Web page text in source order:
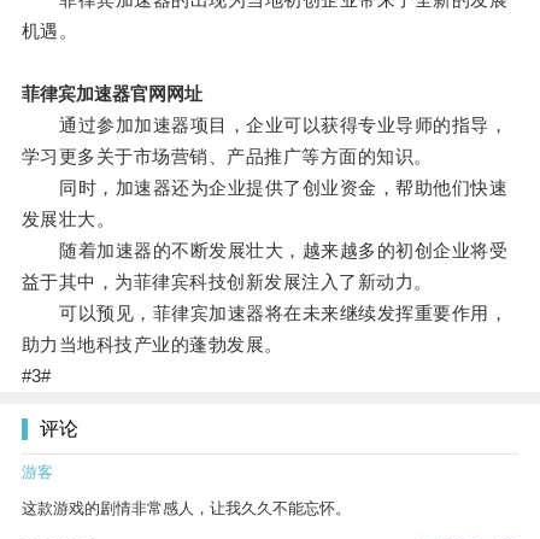
机遇。
菲律宾加速器官网网址
通过参加加速器项目，企业可以获得专业导师的指导，
学习更多关于市场营销、产品推广等方面的知识。
同时，加速器还为企业提供了创业资金，帮助他们快速
发展壮大。
随着加速器的不断发展壮大，越来越多的初创企业将受
益于其中，为菲律宾科技创新发展注入了新动力。
可以预见，菲律宾加速器将在未来继续发挥重要作用，
助力当地科技产业的蓬勃发展。
#3#
评论
游客
这款游戏的剧情非常感人，让我久久不能忘怀。